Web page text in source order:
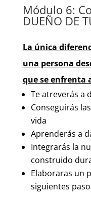
Módulo 6:
DUEÑO DE
La única
una persona
que se enfrenta
Te atreverás a
Conseguirás
vida
Aprenderás a
Integrarás la
construido
Elaboraras un
siguientes